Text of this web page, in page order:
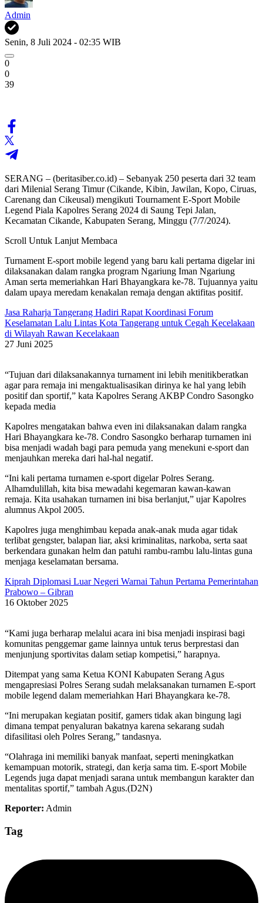
Admin
Senin, 8 Juli 2024 - 02:35 WIB
0
0
39
SERANG – (beritasiber.co.id) – Sebanyak 250 peserta dari 32 team
dari Milenial Serang Timur (Cikande, Kibin, Jawilan, Kopo, Ciruas,
Carenang dan Cikeusal) mengikuti Tournament E-Sport Mobile
Legend Piala Kapolres Serang 2024 di Saung Tepi Jalan,
Kecamatan Cikande, Kabupaten Serang, Minggu (7/7/2024).
Scroll Untuk Lanjut Membaca
Turnament E-sport mobile legend yang baru kali pertama digelar ini
dilaksanakan dalam rangka program Ngariung Iman Ngariung
Aman serta memeriahkan Hari Bhayangkara ke-78. Tujuannya yaitu
dalam upaya meredam kenakalan remaja dengan aktifitas positif.
Jasa Raharja Tangerang Hadiri Rapat Koordinasi Forum
Keselamatan Lalu Lintas Kota Tangerang untuk Cegah Kecelakaan
di Wilayah Rawan Kecelakaan
27 Juni 2025
“Tujuan dari dilaksanakannya turnament ini lebih menitikberatkan
agar para remaja ini mengaktualisasikan dirinya ke hal yang lebih
positif dan sportif,” kata Kapolres Serang AKBP Condro Sasongko
kepada media
Kapolres mengatakan bahwa even ini dilaksanakan dalam rangka
Hari Bhayangkara ke-78. Condro Sasongko berharap turnamen ini
bisa menjadi wadah bagi para pemuda yang menekuni e-sport dan
menjauhkan mereka dari hal-hal negatif.
“Ini kali pertama turnamen e-sport digelar Polres Serang.
Alhamdulillah, kita bisa mewadahi kegemaran kawan-kawan
remaja. Kita usahakan turnamen ini bisa berlanjut,” ujar Kapolres
alumnus Akpol 2005.
Kapolres juga menghimbau kepada anak-anak muda agar tidak
terlibat gengster, balapan liar, aksi kriminalitas, narkoba, serta saat
berkendara gunakan helm dan patuhi rambu-rambu lalu-lintas guna
menjaga keselamatan bersama.
Kiprah Diplomasi Luar Negeri Warnai Tahun Pertama Pemerintahan
Prabowo – Gibran
16 Oktober 2025
“Kami juga berharap melalui acara ini bisa menjadi inspirasi bagi
komunitas penggemar game lainnya untuk terus berprestasi dan
menjunjung sportivitas dalam setiap kompetisi,” harapnya.
Ditempat yang sama Ketua KONI Kabupaten Serang Agus
mengapresiasi Polres Serang sudah melaksanakan turnamen E-sport
mobile legend dalam memeriahkan Hari Bhayangkara ke-78.
“Ini merupakan kegiatan positif, gamers tidak akan bingung lagi
dimana tempat penyaluran bakatnya karena sekarang sudah
difasilitasi oleh Polres Serang,” tandasnya.
“Olahraga ini memiliki banyak manfaat, seperti meningkatkan
kemampuan motorik, strategi, dan kerja sama tim. E-sport Mobile
Legends juga dapat menjadi sarana untuk membangun karakter dan
mentalitas sportif,” tambah Agus.(D2N)
Reporter: Admin
Tag